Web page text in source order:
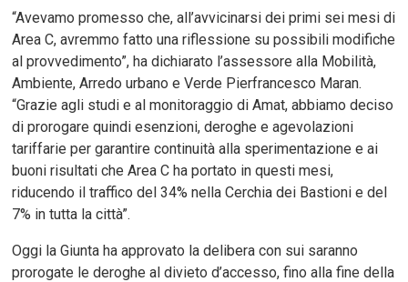
“Avevamo promesso che, all’avvicinarsi dei primi sei mesi di
Area C, avremmo fatto una riflessione su possibili modifiche
al provvedimento”, ha dichiarato l’assessore alla Mobilità,
Ambiente, Arredo urbano e Verde Pierfrancesco Maran.
“Grazie agli studi e al monitoraggio di Amat, abbiamo deciso
di prorogare quindi esenzioni, deroghe e agevolazioni
tariffarie per garantire continuità alla sperimentazione e ai
buoni risultati che Area C ha portato in questi mesi,
riducendo il traffico del 34% nella Cerchia dei Bastioni e del
7% in tutta la città”.
Oggi la Giunta ha approvato la delibera con sui saranno
prorogate le deroghe al divieto d’accesso, fino alla fine della